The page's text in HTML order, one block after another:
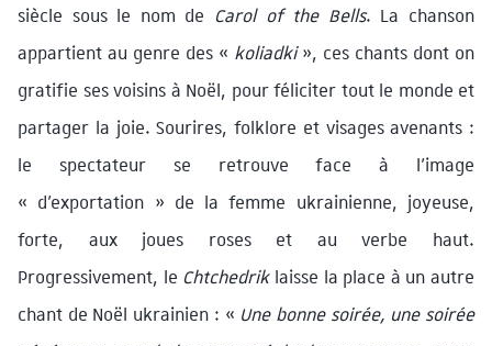
siècle sous le nom de Carol of the Bells. La chanson
appartient au genre des « koliadki», ces chants dont on
gratifie ses voisins à Noël, pour féliciter tout le monde et
partager la joie. Sourires, folklore et visages avenants :
le spectateur se retrouve face à l’image
« d’exportation » de la femme ukrainienne, joyeuse,
forte, aux joues roses et au verbe haut.
Progressivement, le Chtchedriklaisse la place à un autre
chant de Noël ukrainien : « Une bonne soirée, une soirée